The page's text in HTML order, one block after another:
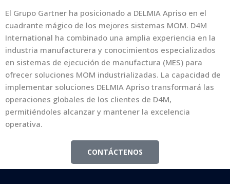
El Grupo Gartner ha posicionado a DELMIA Apriso en el
cuadrante mágico de los mejores sistemas MOM. D4M
International ha combinado una amplia experiencia en la
industria manufacturera y conocimientos especializados
en sistemas de ejecución de manufactura (MES) para
ofrecer soluciones MOM industrializadas. La capacidad de
implementar soluciones DELMIA Apriso transformará las
operaciones globales de los clientes de D4M,
permitiéndoles alcanzar y mantener la excelencia
operativa.
CONTÁCTENOS